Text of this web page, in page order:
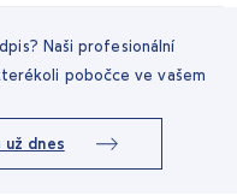
Naši profesionální
pobočce ve vašem
dnes